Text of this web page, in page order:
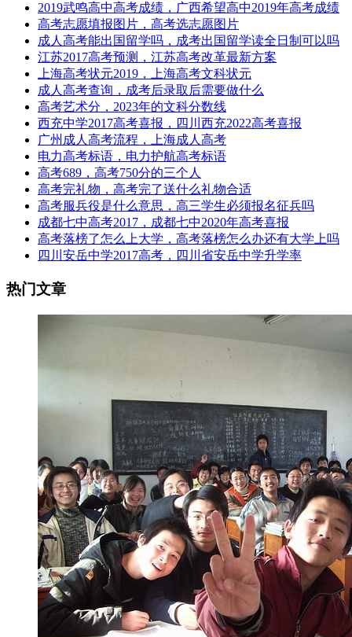
2019武鸣高中高考成绩，广西希望高中2019年高考成绩
高考志愿填报图片，高考选志愿图片
成人高考能出国留学吗，成考出国留学读全日制可以吗
江苏2017高考预测，江苏高考改革最新方案
上海高考状元2019，上海高考文科状元
成人高考查询，成考后录取后需要做什么
高考艺术分，2023年的文科分数线
西充中学2017高考喜报，四川西充2022高考喜报
广州成人高考流程，上海成人高考
电力高考标语，电力护航高考标语
高考689，高考750分的三个人
高考完礼物，高考完了送什么礼物合适
高考服兵役是什么意思，高三学生必须报名征兵吗
成都七中高考2017，成都七中2020年高考喜报
高考落榜了怎么上大学，高考落榜怎么办还有大学上吗
四川安岳中学2017高考，四川省安岳中学升学率
热门文章